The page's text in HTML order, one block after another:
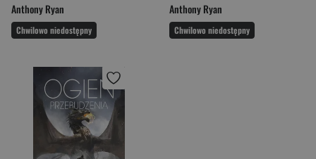
Anthony Ryan
Chwilowo niedostępny
Anthony Ryan
Chwilowo niedostępny